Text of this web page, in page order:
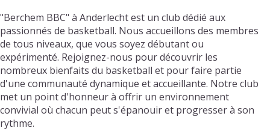
"Berchem BBC" à Anderlecht est un club dédié aux
passionnés de basketball. Nous accueillons des membres
de tous niveaux, que vous soyez débutant ou
expérimenté. Rejoignez-nous pour découvrir les
nombreux bienfaits du basketball et pour faire partie
d'une communauté dynamique et accueillante. Notre club
met un point d'honneur à offrir un environnement
convivial où chacun peut s'épanouir et progresser à son
rythme.